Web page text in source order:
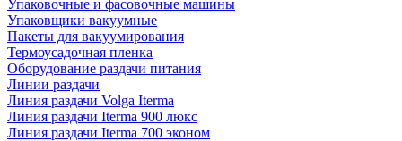
Упаковочные и фасовочные машины
Упаковщики вакуумные
Пакеты для вакуумирования
Термоусадочная пленка
Оборудование раздачи питания
Линии раздачи
Линия раздачи Volga Iterma
Линия раздачи Iterma 900 люкс
Линия раздачи Iterma 700 эконом